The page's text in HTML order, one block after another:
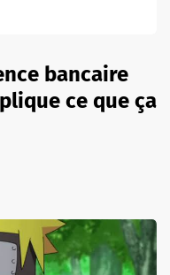
bancaire
ce que ça